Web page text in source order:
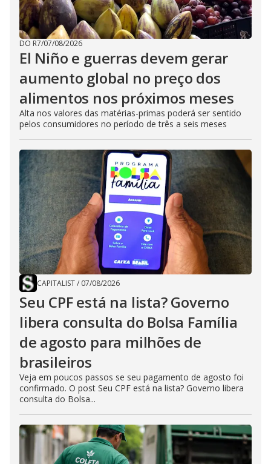
DO R7/07/08/2026
El Niño e guerras devem gerar
aumento global no preço dos
alimentos nos próximos meses
Alta nos valores das matérias-primas poderá ser sentido
pelos consumidores no período de três a seis meses
CAPITALIST/ 07/08/2026
Seu CPF está na lista? Governo
libera consulta do Bolsa Família
de agosto para milhões de
brasileiros
Veja em poucos passos se seu pagamento de agosto foi
confirmado. O post Seu CPF está na lista? Governo libera
consulta do Bolsa...